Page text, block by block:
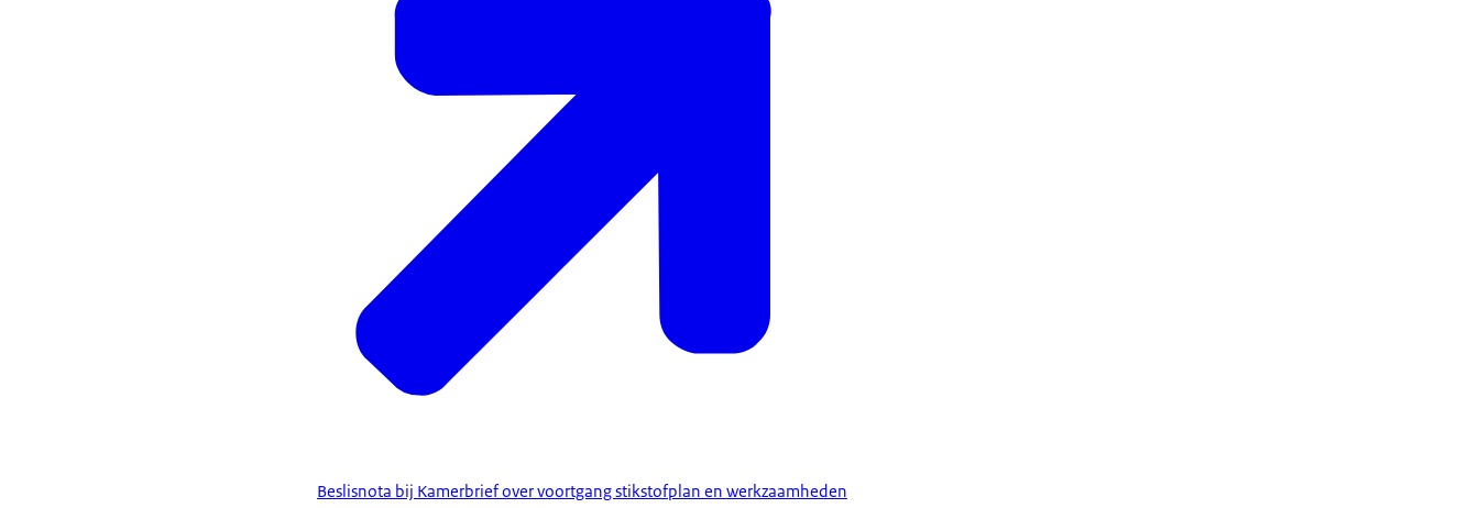
Beslisnota bij Kamerbrief over voortgang stikstofplan en werkzaamheden